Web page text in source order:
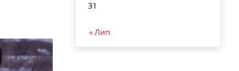
31
« Лип